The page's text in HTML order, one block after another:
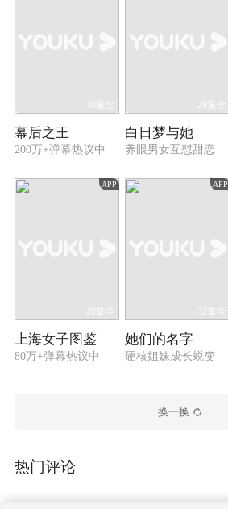
46集全
幕后之王
200万+弹幕热议中
29集全
白日梦与她
养眼男女互怼甜恋
APP
20集全
上海女子图鉴
80万+弹幕热议中
APP
32集全
她们的名字
硬核姐妹成长蜕变
换一换
热门评论